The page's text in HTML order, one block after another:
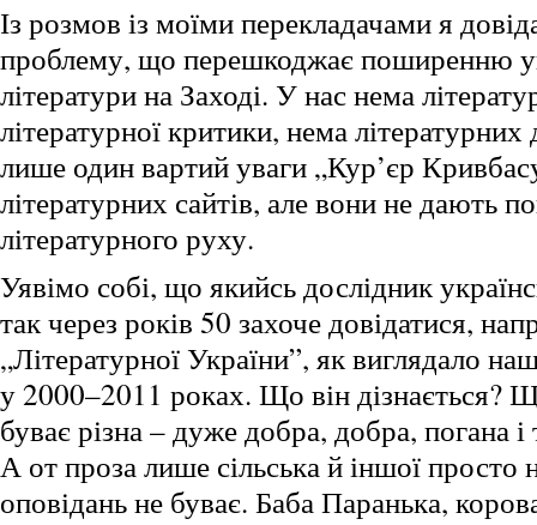
Із розмов із моїми перекладачами я
проблему, що перешкоджає поширенню
літератури на Заході. У нас нема
літературної критики, нема
лише один вартий уваги „Кур’єр
літературних сайтів, але вони не дають
літературного руху.
Уявімо собі, що якийсь дослідник
так через років 50 захоче довідатися,
„Літературної України”, як виглядало
у 2000–2011 роках. Що він дізнається?
буває різна – дуже добра, добра, погана
А от проза лише сільська й іншої просто
оповідань не буває. Баба Паранька,